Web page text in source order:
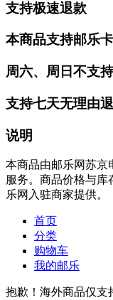
支持极速退款
本商品支持邮乐
周六、周日不支
支持七天无理由
说明
本商品由邮乐网苏京
服务。商品价格与库
乐网入驻商家提供。
首页
分类
购物车
我的邮乐
抱歉！海外商品仅支